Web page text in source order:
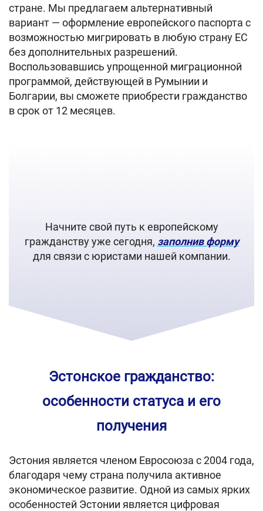
стране. Мы предлагаем альтернативный
вариант — оформление европейского паспорта с
возможностью мигрировать в любую страну ЕС
без дополнительных разрешений.
Воспользовавшись упрощенной миграционной
программой, действующей в Румынии и
Болгарии, вы сможете приобрести гражданство
в срок от 12 месяцев.
Начните свой путь к европейскому
гражданству уже сегодня, заполнив форму
для связи с юристами нашей компании.
Эстонское гражданство:
особенности статуса и его
получения
Эстония является членом Евросоюза с 2004 года,
благодаря чему страна получила активное
экономическое развитие. Одной из самых ярких
особенностей Эстонии является цифровая